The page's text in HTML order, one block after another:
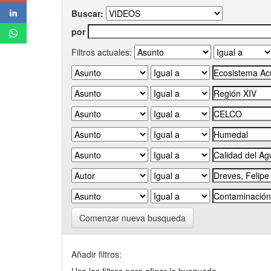
Buscar:
por
Filtros actuales:
Comenzar nueva busqueda
Añadir filtros: